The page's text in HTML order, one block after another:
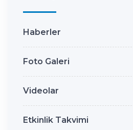
Haberler
Foto Galeri
Videolar
Etkinlik Takvimi